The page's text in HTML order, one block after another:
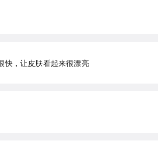
快，让皮肤看起来很漂亮